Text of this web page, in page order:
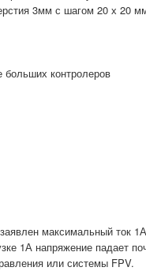
3мм с шагом 20 х 20
контролеров
максимальный ток
1А напряжение падает
или системы FPV.